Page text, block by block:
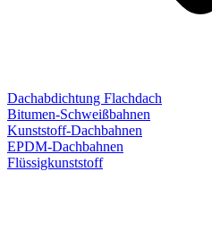
Dachabdichtung Flachdach
Bitumen-Schweißbahnen
Kunststoff-Dachbahnen
EPDM-Dachbahnen
Flüssigkunststoff